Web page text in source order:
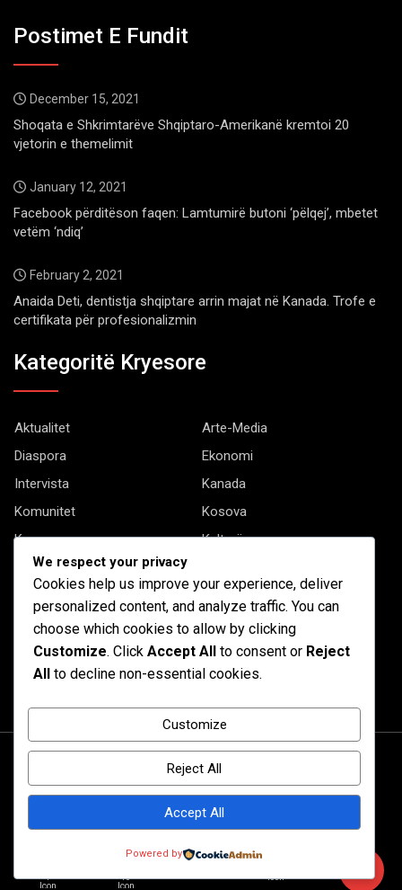
Postimet E Fundit
December 15, 2021
Shoqata e Shkrimtarëve Shqiptaro-Amerikanë kremtoi 20
vjetorin e themelimit
January 12, 2021
Facebook përditëson faqen: Lamtumirë butoni ‘pëlqej’, mbetet
vetëm ‘ndiq’
February 2, 2021
Anaida Deti, dentistja shqiptare arrin majat në Kanada. Trofe e
certifikata për profesionalizmin
Kategoritë Kryesore
Aktualitet
Arte-Media
Diaspora
Ekonomi
Intervista
Kanada
Komunitet
Kosova
Kryesore
Kulturë
Letërsi
Shqipëria
Shqiptarët në biznes
Stil Jete
Të tjera
We respect your privacy
Cookies help us improve your experience, deliver
personalized content, and analyze traffic. You can
choose which cookies to allow by clicking
Customize. Click Accept All to consent or Reject
All to decline non-essential cookies.
Customize
Reject All
Accept All
Powered by